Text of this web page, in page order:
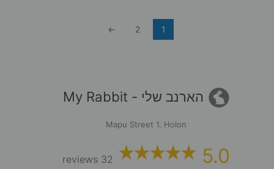
1
2
←
הארנב שלי - My Rabbit
Mapu Street 1, Holon
5.0
32 reviews